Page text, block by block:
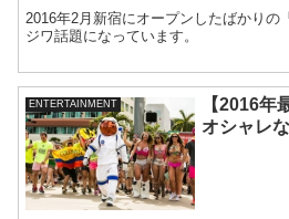
2016年2月新宿にオープンしたばかりの
ジワ話題になっています。
ENTERTAINMENT
【2016年
オシャレ